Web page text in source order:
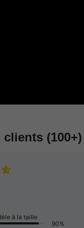
clients (100+)
à la taille
90%